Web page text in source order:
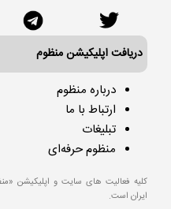
دریافت اپلیکیشن منظوم
درباره منظوم
ارتباط با ما
تبلیغات
منظوم حرفه‌ای
کلیه فعالیت های سایت و اپلیکیشن
ایران است.